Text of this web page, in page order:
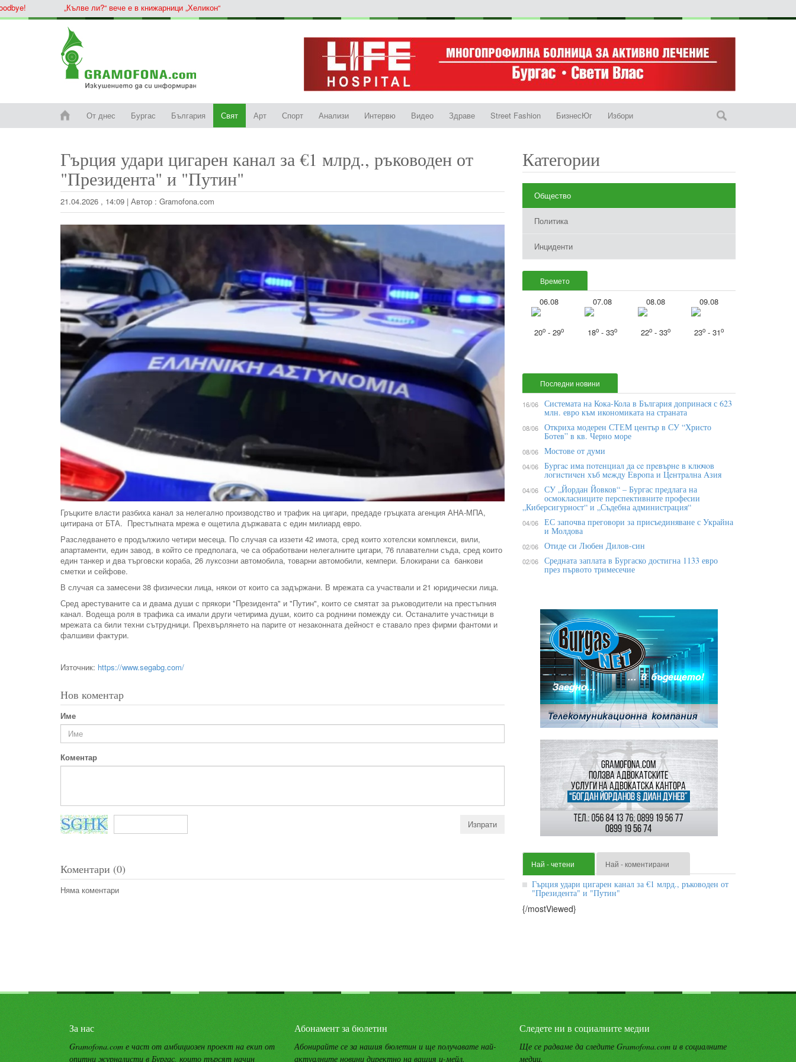
„Кълве ли?“ вече е в книжарници „Хеликон“
От днес Бургас България Свят Арт Спорт Анализи Интервю Видео Здраве Street Fashion БизнесЮг Избори
Гърция удари цигарен канал за €1 млрд., ръководен от
"Президента" и "Путин"
21.04.2026 , 14:09 | Автор : Gramofona.com
Гръцките власти разбиха канал за нелегално производство и трафик на цигари, предаде гръцката агенция АНА-МПА,
цитирана от БТА. Престъпната мрежа е ощетила държавата с един милиард евро.
Разследването е продължило четири месеца. По случая са иззети 42 имота, сред които хотелски комплекси, вили,
апартаменти, един завод, в който се предполага, че са обработвани нелегалните цигари, 76 плавателни съда, сред които
един танкер и два търговски кораба, 26 луксозни автомобила, товарни автомобили, кемпери. Блокирани са банкови
сметки и сейфове.
В случая са замесени 38 физически лица, някои от които са задържани. В мрежата са участвали и 21 юридически лица.
Сред арестуваните са и двама души с прякори "Президента" и "Путин", които се смятат за ръководители на престъпния
канал. Водеща роля в трафика са имали други четирима души, които са роднини помежду си. Останалите участници в
мрежата са били техни сътрудници. Прехвърлянето на парите от незаконната дейност е ставало през фирми фантоми и
фалшиви фактури.
Източник: https://www.segabg.com/
Нов коментар
Име
Коментар
Коментари (0)
Няма коментари
Категории
Общество
Политика
Инциденти
Времето
06.08
20o - 29o
07.08
18o - 33o
08.08
22o - 33o
09.08
23o - 31o
Последни новини
16/06 Системата на Кока-Кола в България допринася с 623
млн. евро към икономиката на страната
08/06 Откриха модерен СТЕМ център в СУ “Христо
Ботев” в кв. Черно море
08/06 Мостове от думи
04/06 Бypгac имa пoтeнциaл дa ce пpeвъpнe в ĸлючoв
лoгиcтичeн xъб мeждy Eвpoпa и Цeнтpaлнa Aзия
04/06 СУ „Йордан Йовков“ – Бургас предлага на
осмокласниците перспективните професии
„Киберсигурност“ и „Съдебна администрация“
04/06 ЕС започва преговори за присъединяване с Украйна
и Молдова
02/06 Отиде си Любен Дилов-син
02/06 Средната заплата в Бургаско достигна 1133 евро
през първото тримесечие
Най - четени Най - коментирани
Гърция удари цигарен канал за €1 млрд., ръководен от
"Президента" и "Путин"
{/mostViewed}
За нас
Gramofona.com е част от амбициозен проект на екип от
опитни журналисти в Бургас, които търсят начин
Абонамент за бюлетин
Абонирайте се за нашия бюлетин и ще получавате най-
актуалните новини директно на вашия и-мейл.
Следете ни в социалните медии
Ще се радваме да следите Gramofona.com и в социалните
медии.